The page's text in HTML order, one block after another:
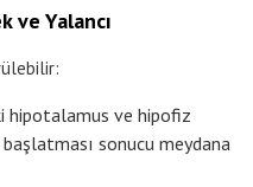
ve Yalancı
hipotalamus ve hipofiz
sonucu meydana